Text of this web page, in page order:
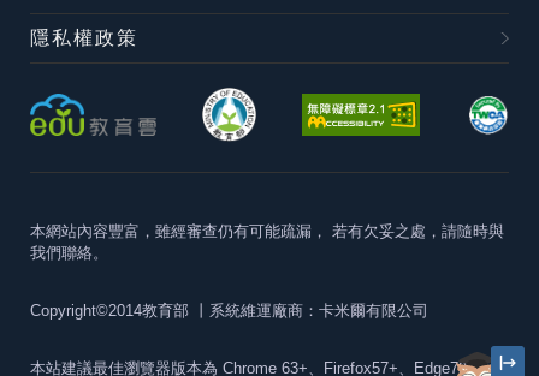
隱私權政策
本網站內容豐富，雖經審查仍有可能疏漏， 若有欠妥之處，請隨時與
我們聯絡。
Copyright©2014教育部 丨系統維運廠商：卡米爾有限公司
本站建議最佳瀏覽器版本為 Chrome 63+、Firefox57+、Edge79+及